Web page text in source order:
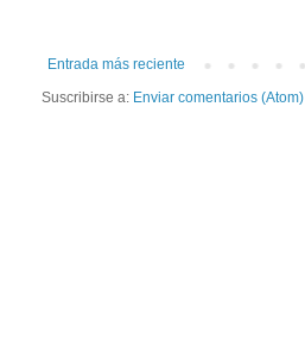
Entrada más reciente
Suscribirse a: Enviar comentarios (Atom)